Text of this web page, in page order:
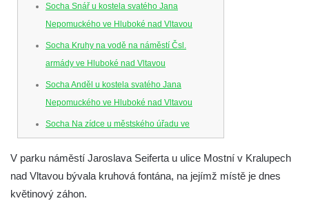
Socha Snář u kostela svatého Jana
Nepomuckého ve Hluboké nad Vltavou
Socha Kruhy na vodě na náměstí Čsl.
armády ve Hluboké nad Vltavou
Socha Anděl u kostela svatého Jana
Nepomuckého ve Hluboké nad Vltavou
Socha Na zídce u městského úřadu ve
Hluboké nad Vltavou
Socha Posel na břehu Munického rybníka
ve Hluboké nad Vltavou
Socha Ledviny mezi kruhovým objezdem a
V parku náměstí Jaroslava Seiferta u ulice Mostní v Kralupech
nad Vltavou bývala kruhová fontána, na jejímž místě je dnes
květinový záhon.